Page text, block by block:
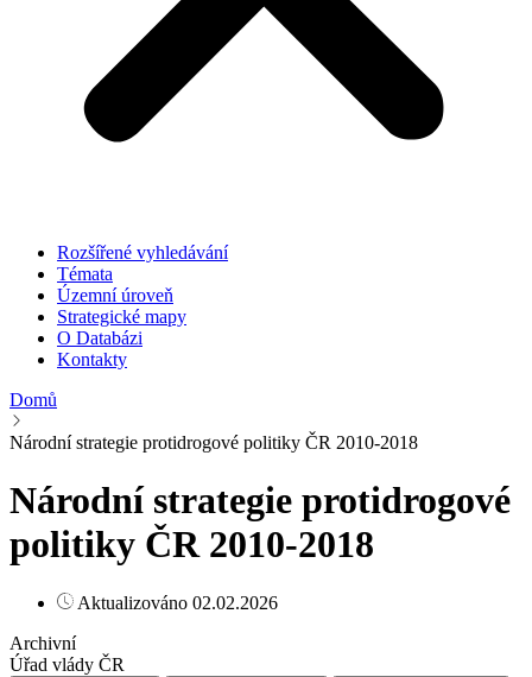
Rozšířené vyhledávání
Témata
Územní úroveň
Strategické mapy
O Databázi
Kontakty
Domů
Národní strategie protidrogové politiky ČR 2010-2018
Národní strategie protidrogové
politiky ČR 2010-2018
Aktualizováno 02.02.2026
Archivní
Úřad vlády ČR